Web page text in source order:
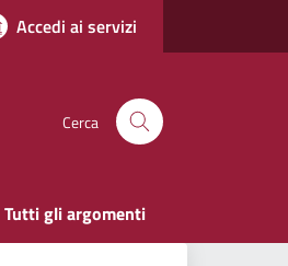
Accedi ai servizi
Cerca
Tutti gli argomenti